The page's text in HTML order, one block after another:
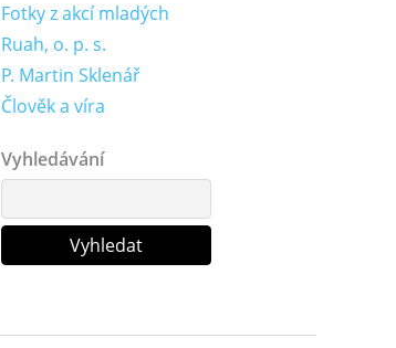
Fotky z akcí mladých
Ruah, o. p. s.
P. Martin Sklenář
Člověk a víra
Vyhledávání